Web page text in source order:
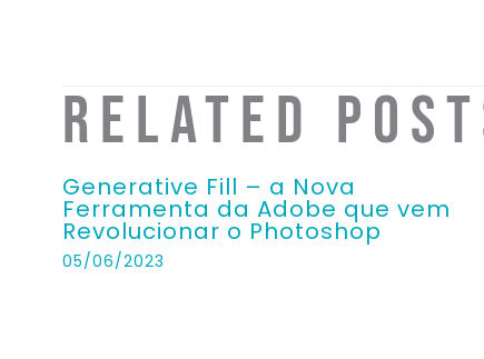
Related
Generative Fill – a Nova
Ferramenta da Adobe que vem
Revolucionar o Photoshop
05/06/2023